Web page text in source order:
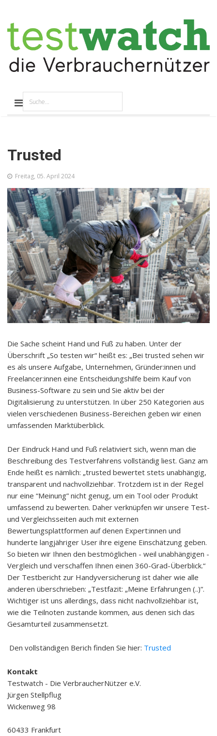
Trusted
Freitag, 05. April 2024
Die Sache scheint Hand und Fuß zu haben. Unter der
Überschrift „So testen wir“ heißt es: „Bei trusted sehen wir
es als unsere Aufgabe, Unternehmen, Gründer:innen und
Freelancer:innen eine Entscheidungshilfe beim Kauf von
Business-Software zu sein und Sie aktiv bei der
Digitalisierung zu unterstützen. In über 250 Kategorien aus
vielen verschiedenen Business-Bereichen geben wir einen
umfassenden Marktüberblick.
Der Eindruck Hand und Fuß relativiert sich, wenn man die
Beschreibung des Testverfahrens vollständig liest. Ganz am
Ende heißt es nämlich: „trusted bewertet stets unabhängig,
transparent und nachvollziehbar. Trotzdem ist in der Regel
nur eine “Meinung” nicht genug, um ein Tool oder Produkt
umfassend zu bewerten. Daher verknüpfen wir unsere Test-
und Vergleichsseiten auch mit externen
Bewertungsplattformen auf denen Expert:innen und
hunderte langjähriger User ihre eigene Einschätzung geben.
So bieten wir Ihnen den bestmöglichen - weil unabhängigen -
Vergleich und verschaffen Ihnen einen 360-Grad-Überblick.“
Der Testbericht zur Handyversicherung ist daher wie alle
anderen überschrieben: „Testfazit: „Meine Erfahrungen (..)“.
Wichtiger ist uns allerdings, dass nicht nachvollziehbar ist,
wie die Teilnoten zustande kommen, aus denen sich das
Gesamturteil zusammensetzt.
Den vollständigen Berich finden Sie hier: Trusted
Kontakt
Testwatch - Die VerbraucherNützer e.V.
Jürgen Stellpflug
Wickenweg 98
60433 Frankfurt